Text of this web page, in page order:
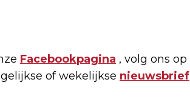
Facebookpagina , volg ons op
of wekelijkse nieuwsbrief